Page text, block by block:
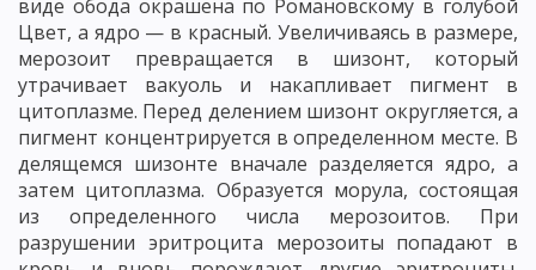
виде обода окрашена по Романовскому в голубой
Цвет, а ядро — в красный. Увеличиваясь в размере,
мерозоит превращается в шизонт, который
утрачивает вакуоль и накапливает пигмент в
цитоплазме. Перед делением шизонт округляется, а
пигмент концентрируется в определенном месте. В
делящемся шизонте вначале разделяется ядро, а
затем цитоплазма. Образуется морула, состоящая
из определенного числа мерозоитов. При
разрушении эритроцита мерозоиты попадают в